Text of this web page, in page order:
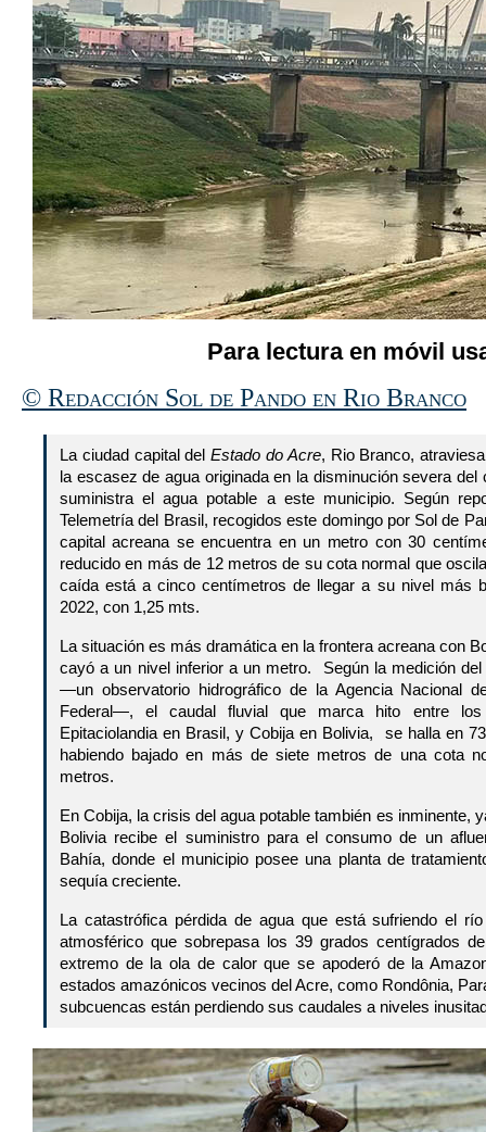
Para lectura en móvil
© Redacción Sol de Pando en Rio Branco
La ciudad capital delEstado do Acre, Rio Branco,
la escasez de agua originada en la disminución severa del
suministra el agua potable a este municipio. Según
Telemetría del Brasil, recogidos este domingo por Sol de
capital acreana se encuentra en un metro con 30
reducido en más de 12 metros de su cota normal que
caída está a cinco centímetros de llegar a su nivel más
2022, con 1,25 mts.
La situación es más dramática en la frontera acreana con
cayó a un nivel inferior a un metro. Según la medición
—un observatorio hidrográfico de la Agencia Nacional
Federal—, el caudal fluvial que marca hito entre
Epitaciolandia en Brasil, y Cobija en Bolivia, se halla en
habiendo bajado en más de siete metros de una cota
metros.
En Cobija, la crisis del agua potable también es inminente,
Bolivia recibe el suministro para el consumo de un
Bahía, donde el municipio posee una planta de
sequía creciente.
La catastrófica pérdida de agua que está sufriendo el
atmosférico que sobrepasa los 39 grados centígrados
extremo de la ola de calor que se apoderó de la
estados amazónicos vecinos del Acre, como Rondônia,
subcuencas están perdiendo sus caudales a niveles